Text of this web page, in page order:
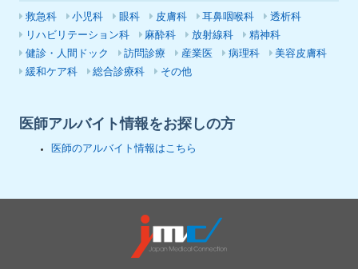
救急科 小児科 眼科 皮膚科 耳鼻咽喉科
透析科
リハビリテーション科
麻酔科 放射線科
精神科
健診・人間ドック
訪問診療 産業医 病理科
美容皮膚科
緩和ケア科
総合診療科 その他
医師アルバイト情報をお探しの方
医師のアルバイト情報はこちら